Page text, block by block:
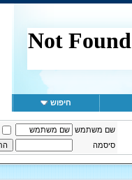
חיפוש
שם משתמש
סיסמה